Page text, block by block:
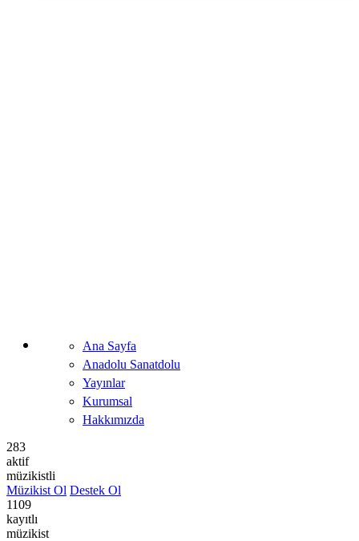
Ana Sayfa
Anadolu Sanatdolu
Yayınlar
Kurumsal
Hakkımızda
283
aktif
müzikistli
Müzikist Ol Destek Ol
1109
kayıtlı
müzikist